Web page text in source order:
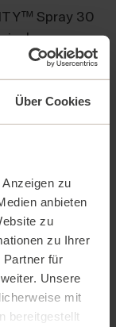
Über Cookies
zu
anbieten
zu
zu Ihrer
Partner für
Unsere
mit
bereitgestellt
Spray 30
Duft einfach
wo der
kann: im
– ein kleiner
Ritual.
ACETATE,
SALICYLATE.